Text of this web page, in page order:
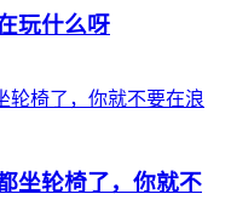
玩什么呀
坐轮椅了，你就不